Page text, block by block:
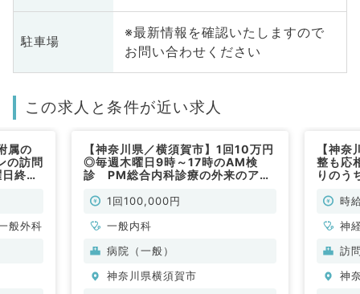
駐車場
※最新情報を確認いたしますので
お問い合わせください
この求人と条件が近い求人
属の
の訪問
終日
常勤）
般外科
【神奈川県／横須賀市】1回10万円
◎毎週木曜日9時～17時のAM検
診 PM総合内科診療の外来のアル
（一般内科／非常勤)
1回100,000円
一般内科
病院（一般）
神奈川県横須賀市
【神
整も応
りのう
験歓時
神
科
訪
神